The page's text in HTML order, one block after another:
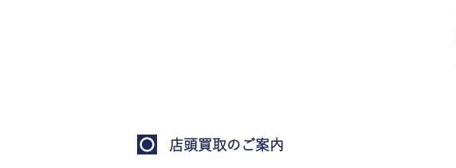
店頭買取のご案内